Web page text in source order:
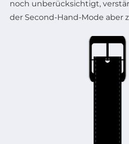
noch unberücksichtigt,
der Second-Hand-Mode aber